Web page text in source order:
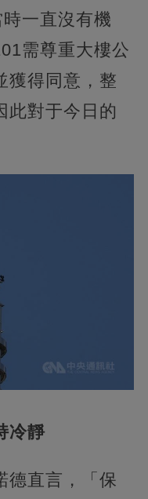
一直沒有機
需尊重大樓公
獲得同意，整
此對于今日的
冷靜
德直言，「保